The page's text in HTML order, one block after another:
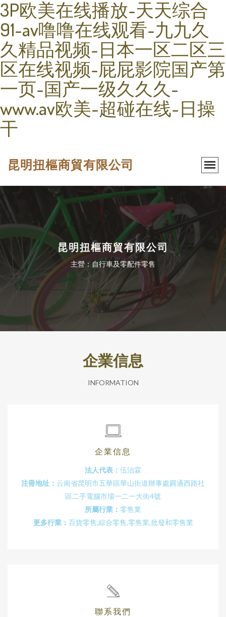
3P欧美在线播放-天天综合
91-av噜噜在线观看-九九久
久精品视频-日本一区二区三
区在线视频-屁屁影院国产第
一页-国产一级久久久-
www.av欧美-超碰在线-日操
干
昆明扭樞商貿有限公司
昆明扭樞商貿有限公司
主營：自行車及零配件零售
企業信息
INFORMATION
企業信息
法人代表： 伍治霖
注冊地址： 云南省昆明市五華區華山街道辦事處圓通西路社
區二手電腦市場一二一大街4號
所屬行業： 零售業
更多行業： 百貨零售,綜合零售,零售業,批發和零售業
聯系我們